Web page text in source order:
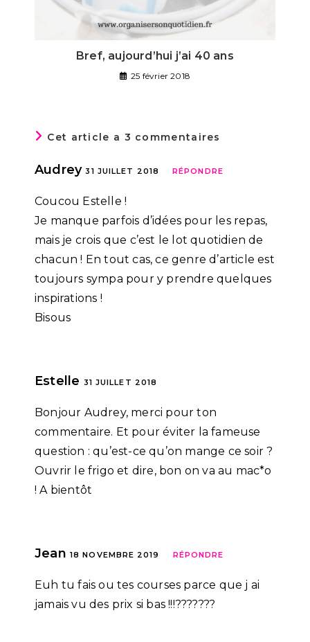
Bref, aujourd’hui j’ai 40 ans
25 février 2018
Cet article a 3 commentaires
Audrey 31 JUILLET 2018 RÉPONDRE
Coucou Estelle !
Je manque parfois d’idées pour les repas,
mais je crois que c’est le lot quotidien de
chacun ! En tout cas, ce genre d’article est
toujours sympa pour y prendre quelques
inspirations !
Bisous
Estelle 31 JUILLET 2018
Bonjour Audrey, merci pour ton
commentaire. Et pour éviter la fameuse
question : qu’est-ce qu’on mange ce soir ?
Ouvrir le frigo et dire, bon on va au mac*o
! A bientôt
Jean 18 NOVEMBRE 2019 RÉPONDRE
Euh tu fais ou tes courses parce que j ai
jamais vu des prix si bas !!!???????